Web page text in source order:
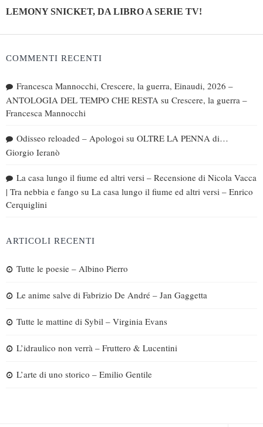
LEMONY SNICKET, DA LIBRO A SERIE TV!
COMMENTI RECENTI
Francesca Mannocchi, Crescere, la guerra, Einaudi, 2026 –
ANTOLOGIA DEL TEMPO CHE RESTA su Crescere, la guerra –
Francesca Mannocchi
Odisseo reloaded – Apologoi su OLTRE LA PENNA di…
Giorgio Ieranò
La casa lungo il fiume ed altri versi – Recensione di Nicola Vacca
| Tra nebbia e fango su La casa lungo il fiume ed altri versi – Enrico
Cerquiglini
ARTICOLI RECENTI
Tutte le poesie – Albino Pierro
Le anime salve di Fabrizio De André – Jan Gaggetta
Tutte le mattine di Sybil – Virginia Evans
L’idraulico non verrà – Fruttero & Lucentini
L’arte di uno storico – Emilio Gentile